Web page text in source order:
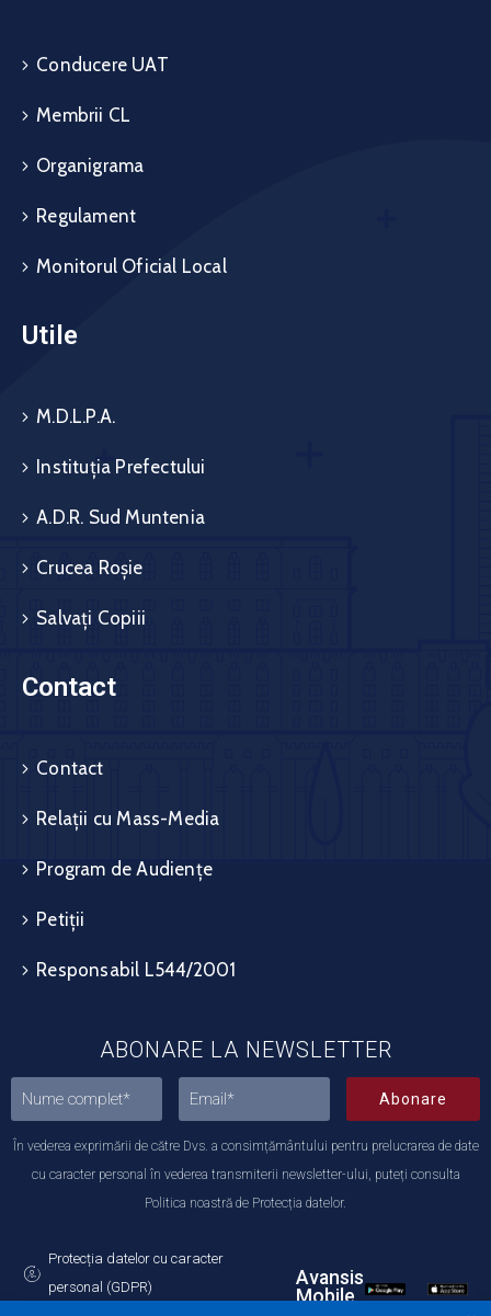
Conducere UAT
Membrii CL
Organigrama
Regulament
Monitorul Oficial Local
Utile
M.D.L.P.A.
Instituția Prefectului
A.D.R. Sud Muntenia
Crucea Roșie
Salvați Copiii
Contact
Contact
Relații cu Mass-Media
Program de Audiențe
Petiții
Responsabil L544/2001
ABONARE LA NEWSLETTER
Abonare
În vederea exprimării de către Dvs. a consimțământului pentru prelucrarea de date
cu caracter personal în vederea transmiterii newsletter-ului, puteți consulta
Politica noastră de Protecția datelor.
Protecția datelor cu caracter
personal (GDPR)
Avansis
Mobile